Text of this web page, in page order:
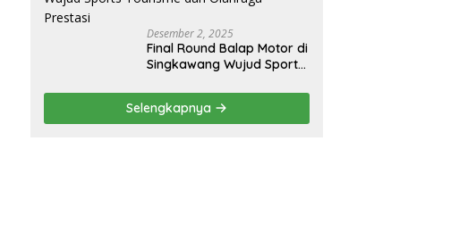
Desember 2, 2025
Final Round Balap Motor di
Singkawang Wujud Sports
Prestasi
Selengkapnya